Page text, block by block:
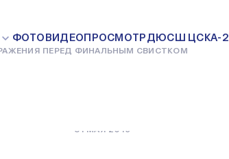
ФОТОВИДЕОПРОСМОТРДЮСШ ЦСКА-2
ПЕРЕД ФИНАЛЬНЫМ СВИСТКОМ
31 МАЯ 2019